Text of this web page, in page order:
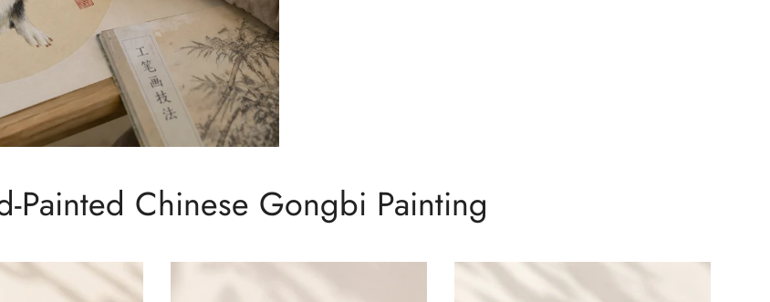
Painted Chinese Gongbi Painting